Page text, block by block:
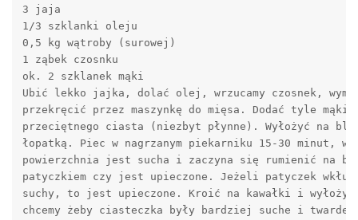
3 jaja
1/3 szklanki oleju
0,5 kg wątroby (surowej)
1 ząbek czosnku
ok. 2 szklanek mąki
Ubić lekko jajka, dolać olej, wrzucamy czosnek,
przekręcić przez maszynkę do mięsa. Dodać tyle
przeciętnego ciasta (niezbyt płynne). Wyłożyć na
łopatką. Piec w nagrzanym piekarniku 15-30 minut,
powierzchnia jest sucha i zaczyna się rumienić na
patyczkiem czy jest upieczone. Jeżeli patyczek
suchy, to jest upieczone. Kroić na kawałki i
chcemy żeby ciasteczka były bardziej suche i